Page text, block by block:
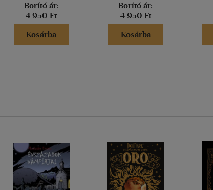
Borító ár:
4 950 Ft
Kosárba
Borító ár:
4 950 Ft
Kosárba